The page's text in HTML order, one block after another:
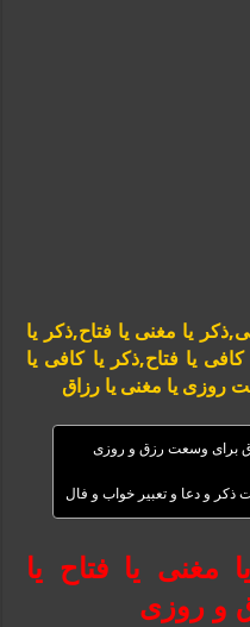
یا مغنی یا فتاح,ذکر یا
یا فتاح,ذکر یا کافی یا
روزی یا مغنی یا رزاق
برای وسعت رزق و روزی
ذکر و دعا و تعبیر خواب و فال
مغنی یا فتاح یا
و روزی